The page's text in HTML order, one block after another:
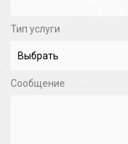
Тип услуги
Сообщение